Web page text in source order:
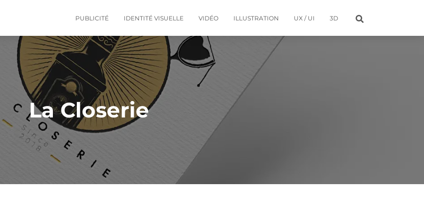
PUBLICITÉ IDENTITÉ VISUELLE VIDÉO ILLUSTRATION UX / UI 3D
La Closerie